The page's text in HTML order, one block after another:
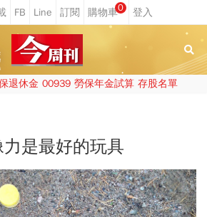
0
退休金 00939 勞保年金試算 存股名單
是最好的玩具